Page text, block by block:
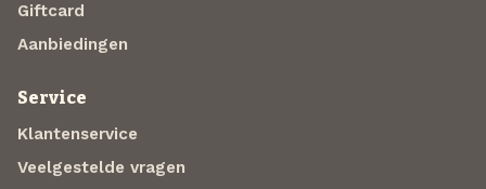
Giftcard
Aanbiedingen
Service
Klantenservice
Veelgestelde vragen